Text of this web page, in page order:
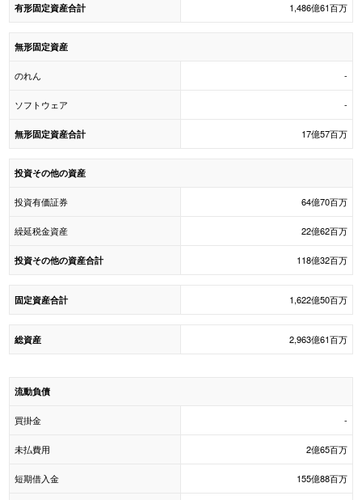
有形固定資産合計 1,486億61百万
無形固定資産
のれん -
ソフトウェア -
無形固定資産合計 17億57百万
投資その他の資産
投資有価証券 64億70百万
繰延税金資産 22億62百万
投資その他の資産合計 118億32百万
固定資産合計 1,622億50百万
総資産 2,963億61百万
流動負債
買掛金 -
未払費用 2億65百万
短期借入金 155億88百万